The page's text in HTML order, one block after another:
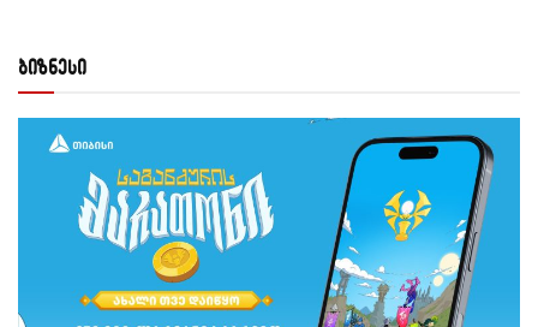
ბიზნესი